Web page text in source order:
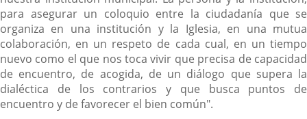
para asegurar un coloquio entre la ciudadanía que se
organiza en una institución y la Iglesia, en una mutua
colaboración, en un respeto de cada cual, en un tiempo
nuevo como el que nos toca vivir que precisa de capacidad
de encuentro, de acogida, de un diálogo que supera la
dialéctica de los contrarios y que busca puntos de
encuentro y de favorecer el bien común".